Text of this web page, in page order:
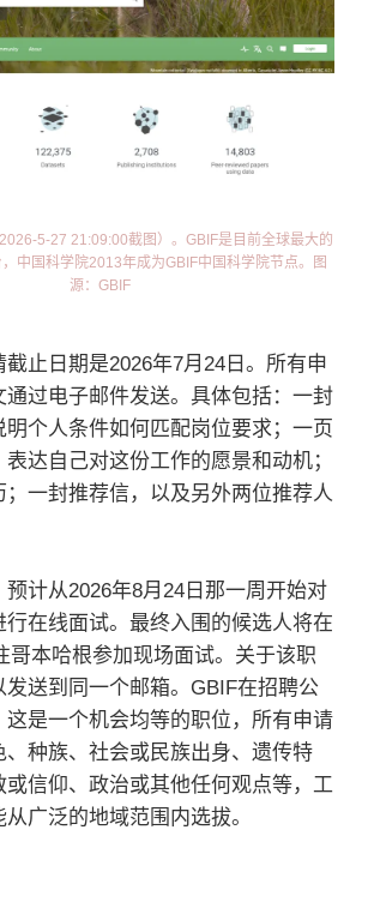
5-27 21:09:00截图）。 GBIF是目前全球最大的
中国科学院2013年成为GBIF中国科学院节点。
图
源：GBIF
止日期是2026年7月24日。所有申
通过电子邮件发送。具体包括：一封
明个人条件如何匹配岗位要求；一页
达自己对这份工作的愿景和动机；
；一封推荐信，以及另外两位推荐人
计从2026年8月24日那一周开始对
行在线面试。最终入围的候选人将在
哥本哈根参加现场面试。关于该职
发送到同一个邮箱。GBIF在招聘公
这是一个机会均等的职位，所有申请
、种族、社会或民族出身、遗传特
或信仰、政治或其他任何观点等，工
广泛的地域范围内选拔。